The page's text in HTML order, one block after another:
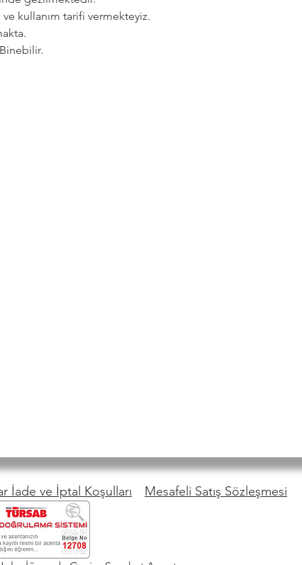
kullanım tarifi vermekteyiz.
İade ve İptal Koşulları Mesafeli Satış Sözleşmesi